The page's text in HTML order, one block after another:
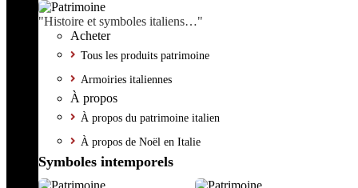
"Histoire et symboles italiens…"
Acheter
Tous les produits patrimoine
Armoiries italiennes
À propos
À propos du patrimoine italien
À propos de Noël en Italie
Symboles intemporels